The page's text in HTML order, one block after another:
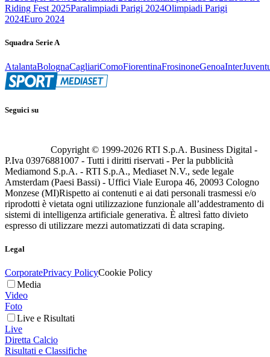
Riding Fest 2025Paralimpiadi Parigi 2024Olimpiadi Parigi
2024Euro 2024
Squadra Serie A
AtalantaBolognaCagliariComoFiorentinaFrosinoneGenoaInter
Seguici su
Copyright © 1999-2026 RTI S.p.A. Business Digital -
P.Iva 03976881007 - Tutti i diritti riservati - Per la pubblicità
Mediamond S.p.A. - RTI S.p.A., Mediaset N.V., sede legale
Amsterdam (Paesi Bassi) - Uffici Viale Europa 46, 20093 Cologno
Monzese (MI)Rispetto ai contenuti e ai dati personali trasmessi e/o
riprodotti è vietata ogni utilizzazione funzionale all’addestramento di
sistemi di intelligenza artificiale generativa. È altresì fatto divieto
espresso di utilizzare mezzi automatizzati di data scraping.
Legal
CorporatePrivacy PolicyCookie Policy
Media
Video
Foto
Live e Risultati
Live
Diretta Calcio
Risultati e Classifiche